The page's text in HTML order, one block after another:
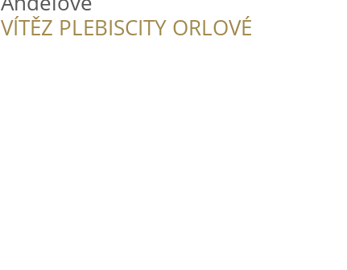
VÍTĚZ PLEBISCITY ORLOVÉ